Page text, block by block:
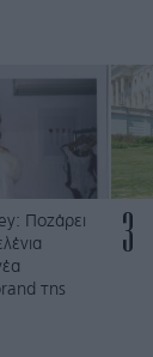
Ποζάρει
της
3